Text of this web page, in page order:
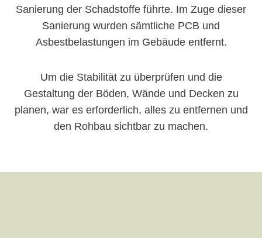
Sanierung der Schadstoffe führte. Im Zuge dieser
Sanierung wurden sämtliche PCB und
Asbestbelastungen im Gebäude entfernt.
Um die Stabilität zu überprüfen und die
Gestaltung der Böden, Wände und Decken zu
planen, war es erforderlich, alles zu entfernen und
den Rohbau sichtbar zu machen.